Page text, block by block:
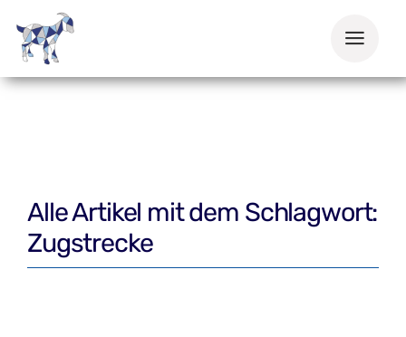
Inhalt
springen
Alle Artikel mit dem Schlagwort:
Zugstrecke